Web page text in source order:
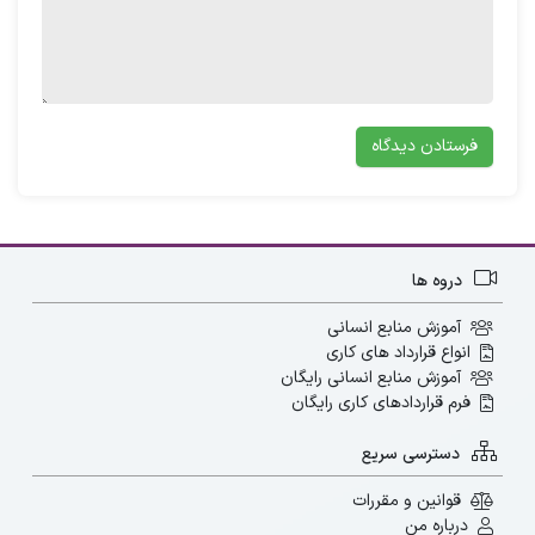
بدنه و جمع بندی می باشد.
اجزای متن نامه درخواست کار
دروه ها
آموزش منابع انسانی
انواع قرارداد های کاری
آموزش منابع انسانی رایگان
فرم قراردادهای کاری رایگان
دسترسی سریع
قوانین و مقررات
درباره من